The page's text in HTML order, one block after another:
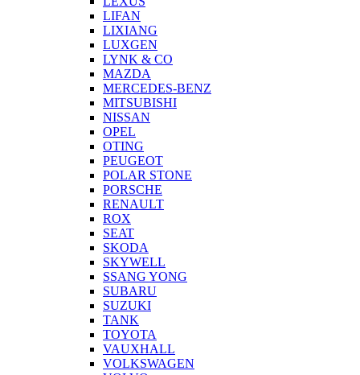
LIFAN
LIXIANG
LUXGEN
LYNK & CO
MAZDA
MERCEDES-BENZ
MITSUBISHI
NISSAN
OPEL
OTING
PEUGEOT
POLAR STONE
PORSCHE
RENAULT
ROX
SEAT
SKODA
SKYWELL
SSANG YONG
SUBARU
SUZUKI
TANK
TOYOTA
VAUXHALL
VOLKSWAGEN